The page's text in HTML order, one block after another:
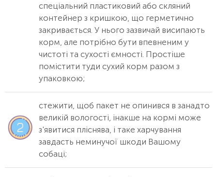
спеціальний пластиковий або скляний
контейнер з кришкою, що герметично
закривається. У нього зазвичай висипають
корм, але потрібно бути впевненим у
чистоті та сухості ємності. Простіше
помістити туди сухий корм разом з
упаковкою;
стежити, щоб пакет не опинився в занадто
великій вологості, інакше на кормі може
з'явитися пліснява, і таке харчування
завдасть неминучої шкоди Вашому
собаці;